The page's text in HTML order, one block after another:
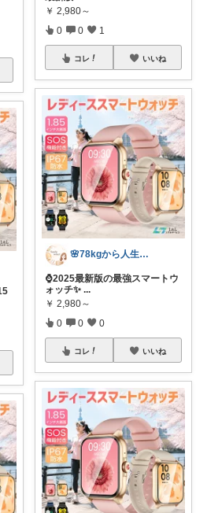
￥ 2,980～
0 0 1
コレ いいね
🌸78kgから人生最後のダイエット挑戦
⌚️2025最新版の最強スマートウ
ォッチ✨ ...
￥ 2,980～
0 0 0
コレ いいね